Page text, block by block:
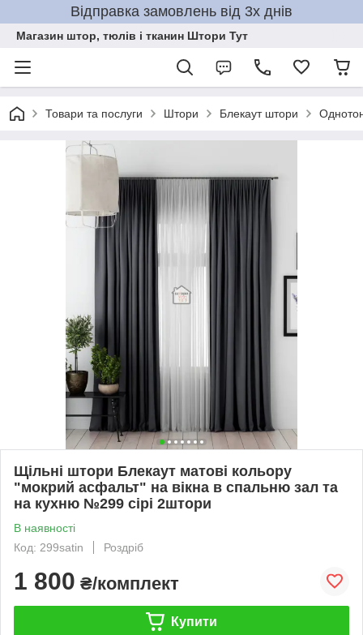
Відправка замовлень від 3х днів
Магазин штор, тюлів і тканин Штори Тут
Товари та послуги Штори Блекаут штори
Щільні штори Блекаут матові кольору
"мокрий асфальт" на вікна в спальню зал та
на кухню №299 сірі 2штори
В наявності
Код: 299satin
Роздріб
1 800 ₴/комплект
Купити